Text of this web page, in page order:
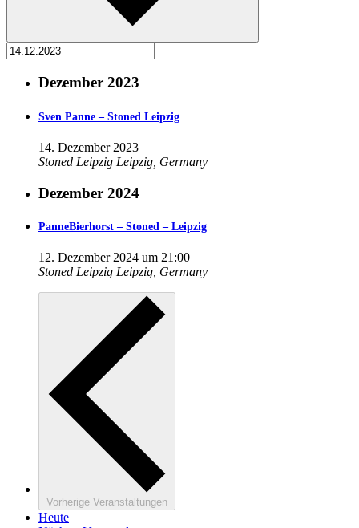
Dezember 2023
Sven Panne – Stoned Leipzig
14. Dezember 2023
Stoned Leipzig Leipzig, Germany
Dezember 2024
PanneBierhorst – Stoned – Leipzig
12. Dezember 2024 um 21:00
Stoned Leipzig Leipzig, Germany
Vorherige Veranstaltungen
Heute